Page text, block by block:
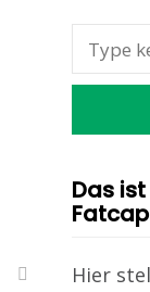
Das
Hier